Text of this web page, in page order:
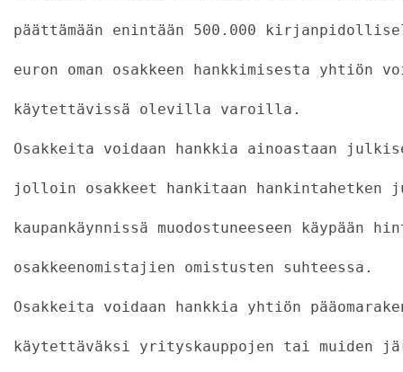
päättämään enintään 500.000
euron oman osakkeen hankkimisesta yhtiön
käytettävissä olevilla varoilla.
Osakkeita voidaan hankkia ainoastaan
jolloin osakkeet hankitaan hankintahetken
kaupankäynnissä muodostuneeseen käypään
osakkeenomistajien omistusten suhteessa.
Osakkeita voidaan hankkia yhtiön
käytettäväksi yrityskauppojen tai muiden